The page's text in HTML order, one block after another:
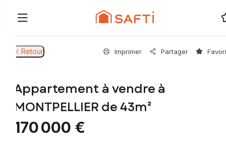
Retour Imprimer Partager
Appartement à vendre à
MONTPELLIER de 43m²
170 000 €